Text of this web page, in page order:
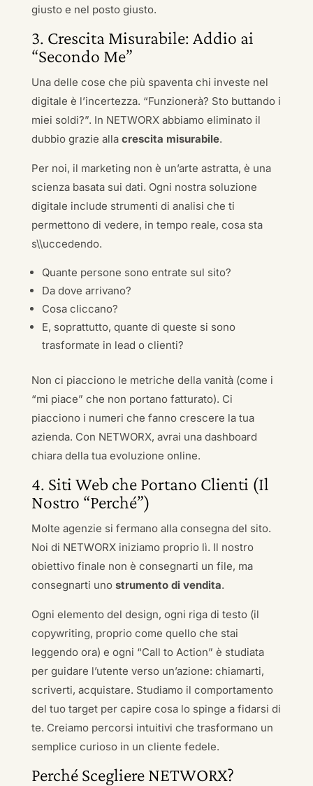
giusto e nel posto giusto.
3. Crescita Misurabile: Addio ai
“Secondo Me”
Una delle cose che più spaventa chi investe nel
digitale è l’incertezza. “Funzionerà? Sto buttando i
miei soldi?”. In NETWORX abbiamo eliminato il
dubbio grazie alla crescita misurabile.
Per noi, il marketing non è un’arte astratta, è una
scienza basata sui dati. Ogni nostra soluzione
digitale include strumenti di analisi che ti
permettono di vedere, in tempo reale, cosa sta
s\\uccedendo.
Quante persone sono entrate sul sito?
Da dove arrivano?
Cosa cliccano?
E, soprattutto, quante di queste si sono
trasformate in lead o clienti?
Non ci piacciono le metriche della vanità (come i
“mi piace” che non portano fatturato). Ci
piacciono i numeri che fanno crescere la tua
azienda. Con NETWORX, avrai una dashboard
chiara della tua evoluzione online.
4. Siti Web che Portano Clienti (Il
Nostro “Perché”)
Molte agenzie si fermano alla consegna del sito.
Noi di NETWORX iniziamo proprio lì. Il nostro
obiettivo finale non è consegnarti un file, ma
consegnarti uno strumento di vendita.
Ogni elemento del design, ogni riga di testo (il
copywriting, proprio come quello che stai
leggendo ora) e ogni “Call to Action” è studiata
per guidare l’utente verso un’azione: chiamarti,
scriverti, acquistare. Studiamo il comportamento
del tuo target per capire cosa lo spinge a fidarsi di
te. Creiamo percorsi intuitivi che trasformano un
semplice curioso in un cliente fedele.
Perché Scegliere NETWORX?